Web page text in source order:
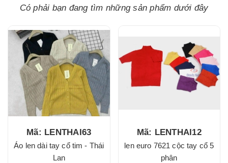
Có phải bạn đang tìm những sản phẩm dưới đây
Mã: LENTHAI63
Áo len dài tay cổ tim - Thái
Lan
Mã: LENTHAI12
len euro 7621 cộc tay cổ 5
phân